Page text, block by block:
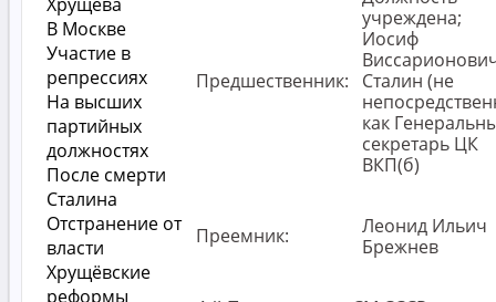
Предшественник:
учреждена;
Иосиф
Сталин (не
как
секретарь ЦК
ВКП(б)
Преемник:
Леонид Ильич
Брежнев
В Москве
Участие в
репрессиях
На высших
партийных
должностях
После смерти
Сталина
Отстранение от
власти
Хрущёвские
реформы